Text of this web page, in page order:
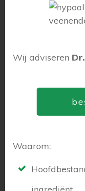
Wij adviseren
Waarom: